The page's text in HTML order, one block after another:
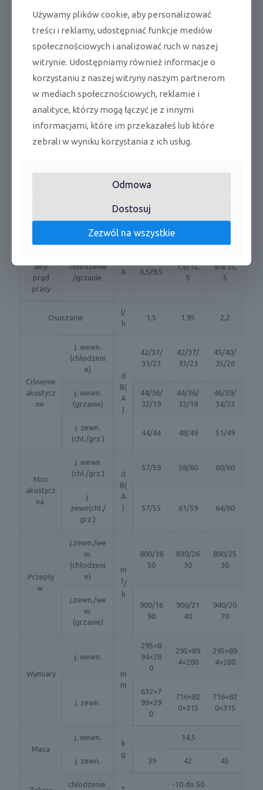
grzanie
(0,7÷7,
(0,7÷8,
Pobór
mocy
grzanie/chł
odzenie
k
0,420/
0,540
0,680/
0,880/
EER chłodzenie - 5,95 5,15 4,86
COP grzanie 5,93 5,41
SEER chłodzenie - 10,9 10,6
umiarkowa
efektyw
-
A+++/
A+++
alny
prąd
pracy
chłodzenie
/grzanie
A 6,5/9,5
7,5/12,
5
9,0/15,
5
Osuszanie
l/
h
1,5 1,95 2,2
Ciśnienie
akustycz
ne
j. wewn.
(chłodzeni
e)
d
B(
A
)
42/37/
33/23
42/37/
33/23
45/40/
35/26
j. wewn.
(grzanie)
44/36/
32/19
44/36/
32/19
46/39/
34/23
j. zewn.
(chł./grz.)
44/44 48/49 51/49
Moc
akustycz
na
j. wewn
(chł./grz.)
d
B(
A
)
57/59 58/60 60/60
j.
zewn(chł./
grz.)
57/55 61/59 64/60
Przepły
w
j.zewn./we
w.
(chłodzeni
e)
m
3/
h
800/18
50
830/26
30
890/25
30
j.zewn./we
w.
(grzanie)
900/16
90
900/21
40
940/20
70
Wymiary
j. wewn.
m
m
295×8
94×28
0
295×89
4×280
295×89
4×280
j. zewn.
632×7
99×29
0
716×82
0×315
716×82
0×315
Masa
j. wewn.
k
g
14,5
j. zewn. 39 42 45
chłodzenie -10 do 50
Używamy plików cookie, aby personalizować
treści i reklamy, udostępniać funkcje mediów
społecznościowych i analizować ruch w naszej
witrynie. Udostępniamy również informacje o
korzystaniu z naszej witryny naszym partnerom
w mediach społecznościowych, reklamie i
analityce, którzy mogą łączyć je z innymi
informacjami, które im przekazałeś lub które
zebrali w wyniku korzystania z ich usług.
Odmowa
Dostosuj
Zezwól na wszystkie